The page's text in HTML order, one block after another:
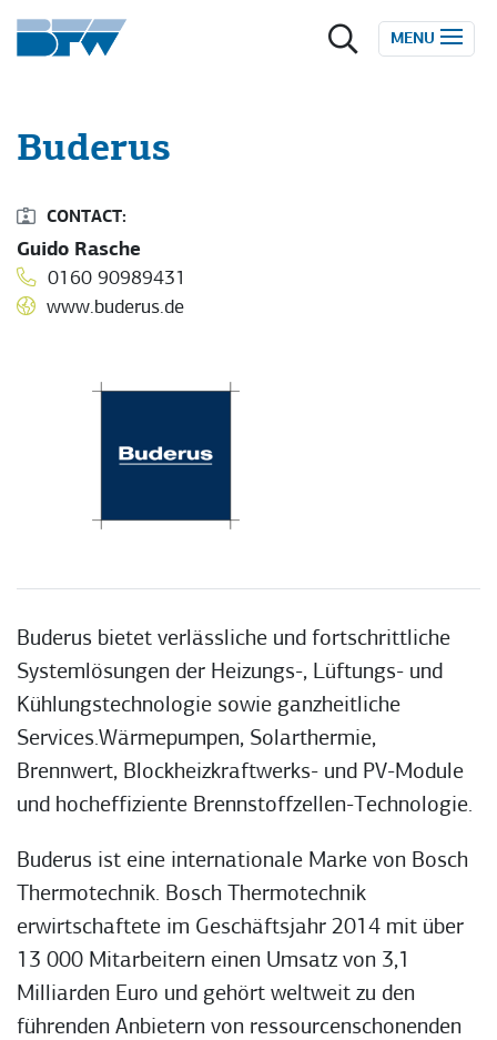
Zum Inhalt springen
MENU
Buderus
CONTACT:
Guido Rasche
0160 90989431
www.buderus.de
Buderus bietet verlässliche und fortschrittliche
Systemlösungen der Heizungs-, Lüftungs- und
Kühlungstechnologie sowie ganzheitliche
Services.Wärmepumpen, Solarthermie,
Brennwert, Blockheizkraftwerks- und PV-Module
und hocheffiziente Brennstoffzellen-Technologie.
Buderus ist eine internationale Marke von Bosch
Thermotechnik. Bosch Thermotechnik
erwirtschaftete im Geschäftsjahr 2014 mit über
13 000 Mitarbeitern einen Umsatz von 3,1
Milliarden Euro und gehört weltweit zu den
führenden Anbietern von ressourcenschonenden